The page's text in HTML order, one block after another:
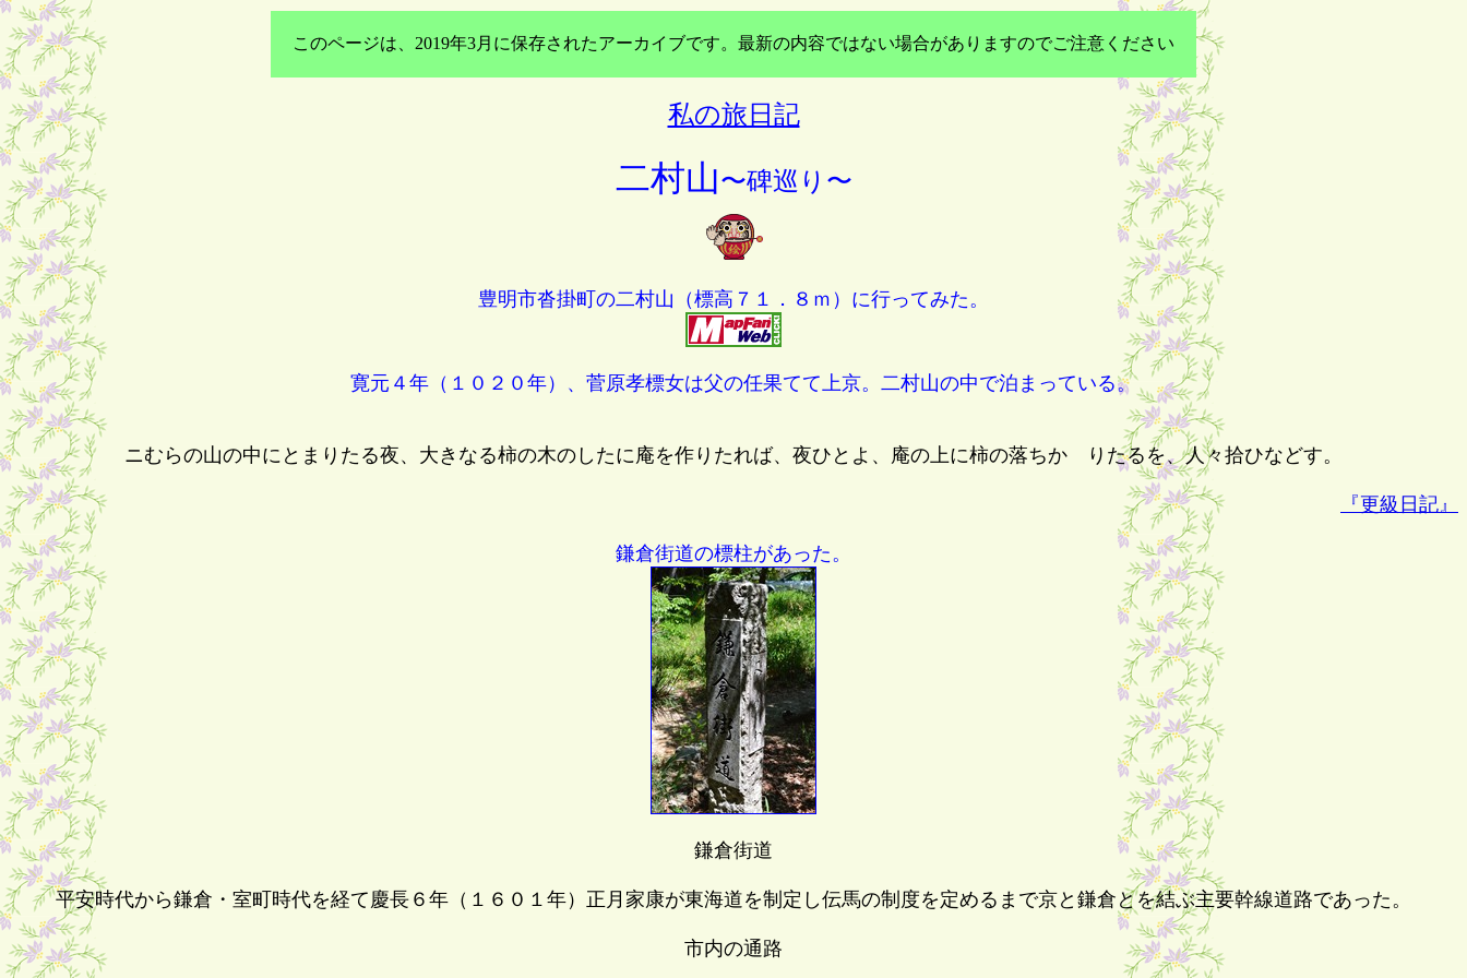
このページは、2019年3月に保存されたアーカイブです。最新の内容ではない場合がありますのでご注意ください
私の旅日記
二村山〜碑巡り〜
豊明市沓掛町の二村山（標高７１．８ｍ）に行ってみた。
寛元４年（１０２０年）、菅原孝標女は父の任果てて上京。二村山の中で泊まっている。
ニむらの山の中にとまりたる夜、大きなる柿の木のしたに庵を作りたれば、夜ひとよ、庵の上に柿の落ちかゝりたるを、人々拾ひなどす。
『更級日記』
鎌倉街道の標柱があった。
鎌倉街道
平安時代から鎌倉・室町時代を経て慶長６年（１６０１年）正月家康が東海道を制定し伝馬の制度を定めるまで京と鎌倉とを結ぶ主要幹線道路であった。
市内の通路